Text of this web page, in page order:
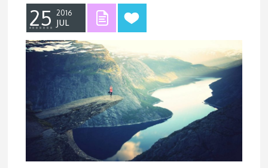
25 2016
JUL